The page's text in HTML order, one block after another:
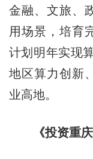
金融、文旅、
用场景，培育
计划明年实现
地区算力创新
业高地。
《投资重